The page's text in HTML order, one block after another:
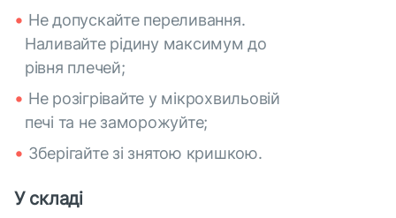
Не допускайте переливання.
Наливайте рідину максимум до
рівня плечей;
Не розігрівайте у мікрохвильовій
печі та не заморожуйте;
Зберігайте зі знятою кришкою.
У складі